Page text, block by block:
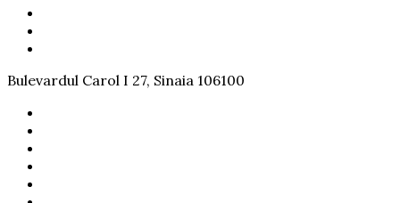
Bulevardul Carol I 27, Sinaia 106100